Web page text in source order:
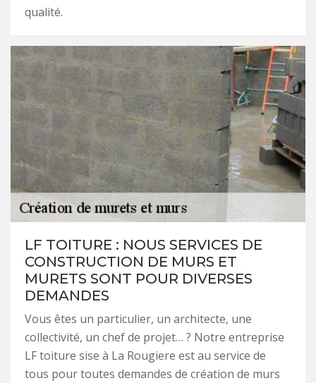
qualité.
LF TOITURE : NOUS SERVICES DE
CONSTRUCTION DE MURS ET
MURETS SONT POUR DIVERSES
DEMANDES
Vous êtes un particulier, un architecte, une
collectivité, un chef de projet… ? Notre entreprise
LF toiture sise à La Rougiere est au service de
tous pour toutes demandes de création de murs